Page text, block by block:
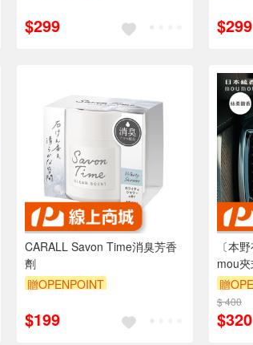
$299 $299
CARALL Savon Time消臭芳香
劑
贈OPENPOINT
$199
〔本
mou
柔馥
贈
$ 400
$320